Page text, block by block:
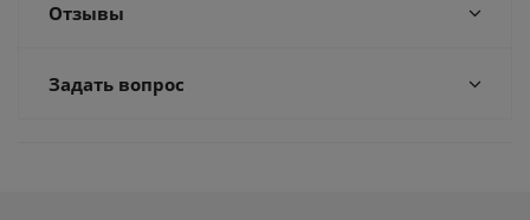
Отзывы
Задать вопрос